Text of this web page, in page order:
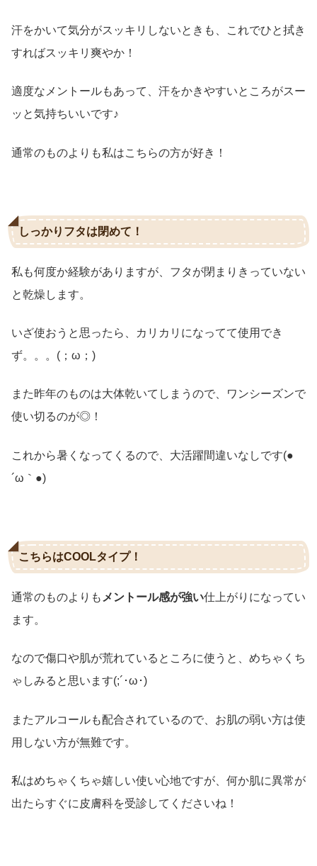
汗をかいて気分がスッキリしないときも、これでひと拭き
すればスッキリ爽やか！
適度なメントールもあって、汗をかきやすいところがスー
ッと気持ちいいです♪
通常のものよりも私はこちらの方が好き！
しっかりフタは閉めて！
私も何度か経験がありますが、フタが閉まりきっていない
と乾燥します。
いざ使おうと思ったら、カリカリになってて使用でき
ず。。。(；ω；)
また昨年のものは大体乾いてしまうので、ワンシーズンで
使い切るのが◎！
これから暑くなってくるので、大活躍間違いなしです(●
´ω｀●)
こちらはCOOLタイプ！
通常のものよりも メントール感が強い仕上がりになってい
ます。
なので傷口や肌が荒れているところに使うと、めちゃくち
ゃしみると思います(;´･ω･)
またアルコールも配合されているので、お肌の弱い方は使
用しない方が無難です。
私はめちゃくちゃ嬉しい使い心地ですが、何か肌に異常が
出たらすぐに皮膚科を受診してくださいね！